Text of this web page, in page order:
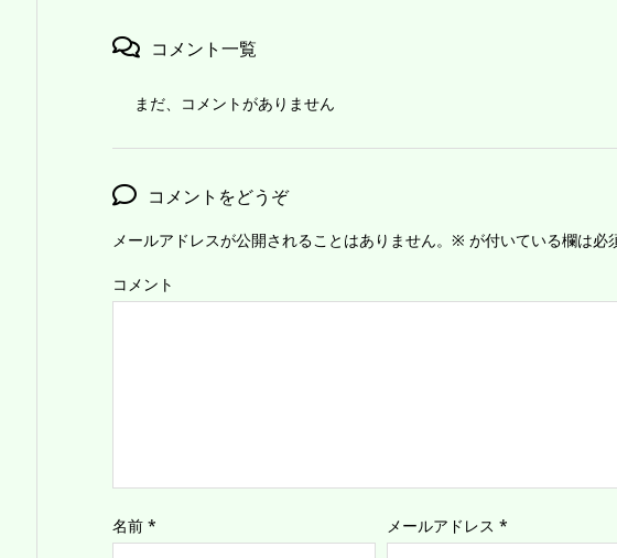
コメント一覧
まだ、コメントがありません
コメントをどうぞ
メールアドレスが公開されることはありません。 ※ が付いている欄は必
コメント
名前 * メールアドレス *